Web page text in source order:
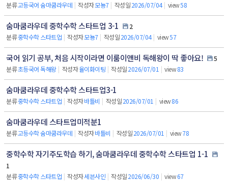
분류고등국어 숨마쿰라우데 | 작성자모뇽7 | 작성일2026/07/04 | view58
숨마쿰라우데 중학수학 스타트업 3-1
2
분류중학수학 스타트업 | 작성자모뇽7 | 작성일2026/07/04 | view57
국어 읽기 공부, 처음 시작이라면 이룸이앤비 독해왕이 딱 좋아요!
5
분류초등국어 독해왕 | 작성자율이화이팅 | 작성일2026/07/01 | view83
숨마쿰라우데 중학수학 스타트업3-1
분류중학수학 스타트업 | 작성자바틀비 | 작성일2026/07/01 | view86
숨마쿰라우데 스타트업미적분1
분류고등수학 숨마쿰라우데 | 작성자바틀비 | 작성일2026/07/01 | view78
중학수학 자기주도학습 하기, 숨마쿰라우데 중학수학 스타트업 1-1
1
분류중학수학 스타트업 | 작성자세븐사인 | 작성일2026/06/30 | view67